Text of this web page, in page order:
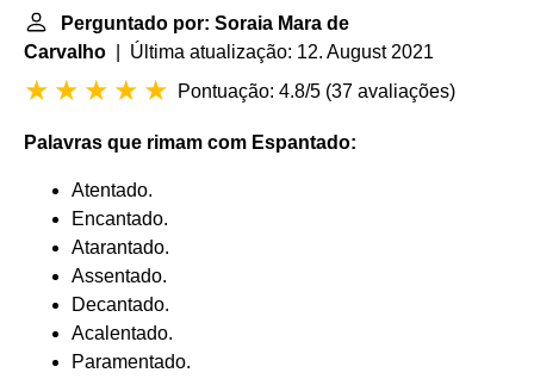
Perguntado por: Soraia Mara de
Carvalho | Última atualização: 12. August 2021
Pontuação: 4.8/5 (37 avaliações)
Palavras que rimam com Espantado:
Atentado.
Encantado.
Atarantado.
Assentado.
Decantado.
Acalentado.
Paramentado.